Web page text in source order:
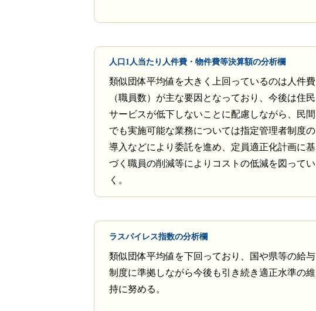
人口1人当たり人件費・物件費等決算額の分析欄
類似団体平均値を大きく上回っているのは人件費
（職員数）が主な要因となっており、今後は住民
サービスが低下しないことに配慮しながら、民間
でも実施可能な業務については指定管理者制度の
導入などにより委託を進め、定員適正化計画に基
づく職員の削減等によりコストの低減を図ってい
く。
ラスパイレス指数の分析欄
類似団体平均値を下回っており、国や県等の給与
制度に準拠しながら今後も引き続き適正水準の維
持に努める。